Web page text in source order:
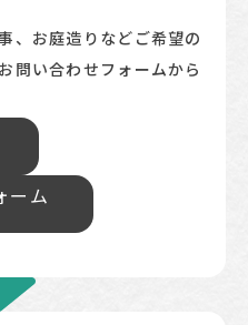
、お庭造りなどご希望の
問い合わせフォームから
ーム